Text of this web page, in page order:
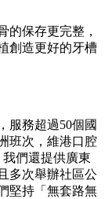
的保存更完整，
創造更好的牙槽
服務超過50個國
班次，維港口腔
們還提供廣東
多次舉辦社區公
堅持「無套路無